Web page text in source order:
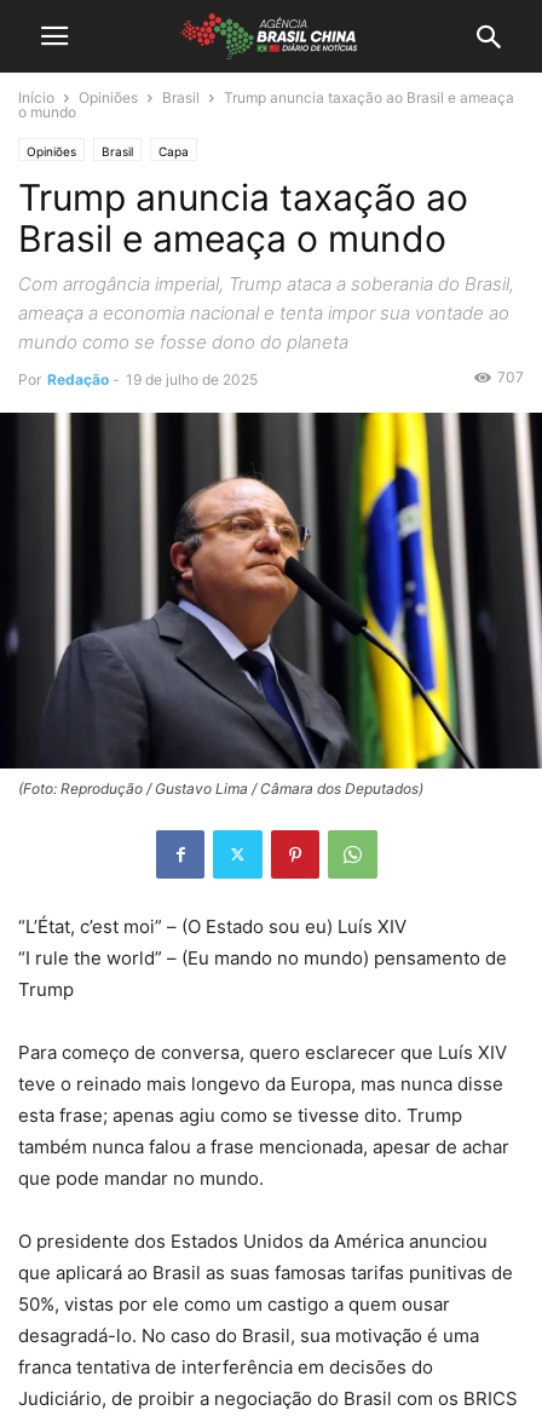
Início Opiniões Brasil
Trump anuncia taxação ao Brasil e ameaça
o mundo
Opiniões Brasil Capa
Trump anuncia taxação ao
Brasil e ameaça o mundo
Com arrogância imperial, Trump ataca a soberania do Brasil,
ameaça a economia nacional e tenta impor sua vontade ao
mundo como se fosse dono do planeta
Por Redação - 19 de julho de 2025 707
(Foto: Reprodução / Gustavo Lima / Câmara dos Deputados)
“L’État, c’est moi” – (O Estado sou eu) Luís XIV
“I rule the world” – (Eu mando no mundo) pensamento de
Trump
Para começo de conversa, quero esclarecer que Luís XIV
teve o reinado mais longevo da Europa, mas nunca disse
esta frase; apenas agiu como se tivesse dito. Trump
também nunca falou a frase mencionada, apesar de achar
que pode mandar no mundo.
O presidente dos Estados Unidos da América anunciou
que aplicará ao Brasil as suas famosas tarifas punitivas de
50%, vistas por ele como um castigo a quem ousar
desagradá-lo. No caso do Brasil, sua motivação é uma
franca tentativa de interferência em decisões do
Judiciário, de proibir a negociação do Brasil com os BRICS